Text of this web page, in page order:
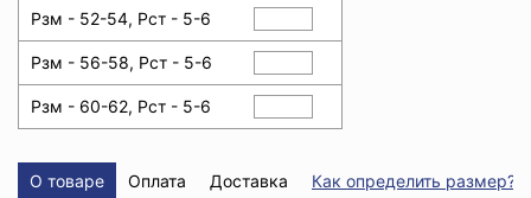
Рзм - 52-54, Рст - 5-6
Рзм - 56-58, Рст - 5-6
Рзм - 60-62, Рст - 5-6
О товаре Оплата Доставка
Как определить размер?